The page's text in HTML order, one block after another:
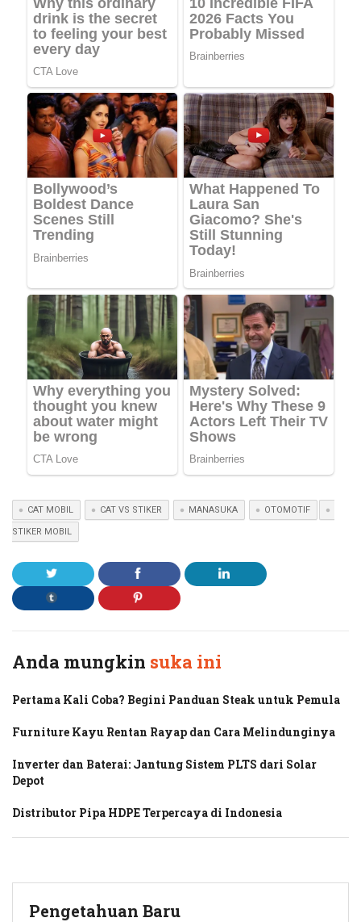
CAT MOBIL CAT VS STIKER MANASUKA OTOMOTIF
STIKER MOBIL
Anda mungkin suka ini
Pertama Kali Coba? Begini Panduan Steak untuk Pemula
Furniture Kayu Rentan Rayap dan Cara Melindunginya
Inverter dan Baterai: Jantung Sistem PLTS dari Solar
Depot
Distributor Pipa HDPE Terpercaya di Indonesia
Pengetahuan Baru